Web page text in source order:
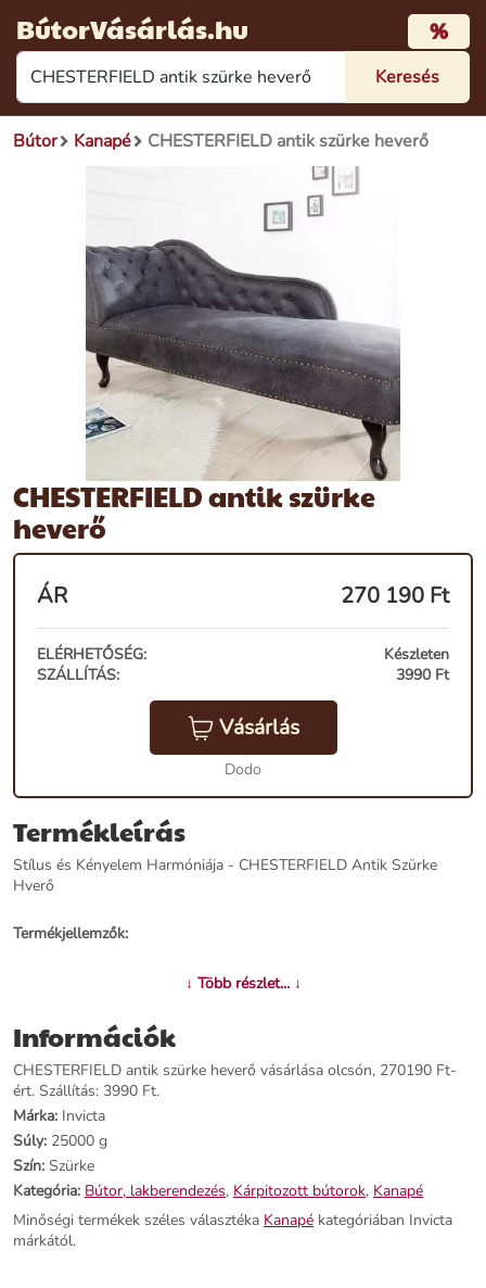
BútorVásárlás.hu %
Bútor Kanapé CHESTERFIELD antik szürke heverő
CHESTERFIELD antik szürke
heverő
ÁR 270 190 Ft
ELÉRHETŐSÉG:
Készleten
SZÁLLÍTÁS:
3990 Ft
Vásárlás
Dodo
Termékleírás
Stílus és Kényelem Harmóniája - CHESTERFIELD Antik Szürke
Hverő
Termékjellemzők:
CHESTERFIELD antik szürke heverő
Kategória:Kanapé
Tömeg:25000 g
Szín:Szürke
Szállítási díj:
Előnyök:
Kortalan Divat:A CHESTERFIELD antik szürke heverő a kortalan
divatot képviseli, mely időtálló és mindig stílusos megjelenést
biztosít.
↓ Több részlet... ↓
Információk
CHESTERFIELD antik szürke heverő vásárlása olcsón, 270190 Ft-
ért. Szállítás: 3990 Ft.
Márka: Invicta
Súly: 25000 g
Szín: Szürke
Kategória: Bútor, lakberendezés, Kárpitozott bútorok, Kanapé
Minőségi termékek széles választéka Kanapé kategóriában Invicta
márkától.